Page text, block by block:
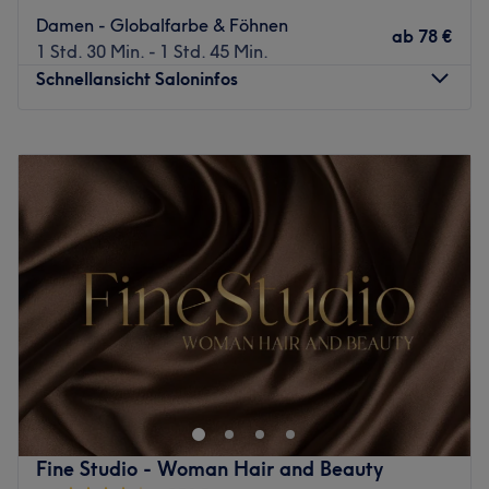
Zurück zur Salonansicht
Damen - Globalfarbe & Föhnen
1 Std. 30 Min. - 1 Std. 45 Min.
ab 78 €
Schnellansicht Saloninfos
09:00
Mittwoch
09:00
Donnerstag
09:00 –
Freitag
Samstag
09:00
Sonntag
Geschlossen
Brauchst du mal wieder ein bisschen Schwung in deinen
Haaren? Der Friseursalon Salon Stufenschnitt, direkt in
Wandsbek hat für Hamburger alles, was es für ein
frisches "Wie-vom-Friseur-Gefühl" braucht. Einfach online
den gewünschten Termin heraussuchen und bequem mit
Treatwell buchen.
Fine Studio - Woman Hair and Beauty